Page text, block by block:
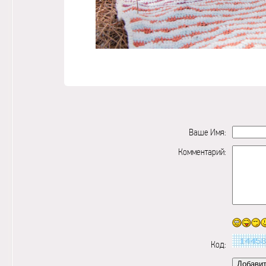
Ваше Имя:
Комментарий:
Код: